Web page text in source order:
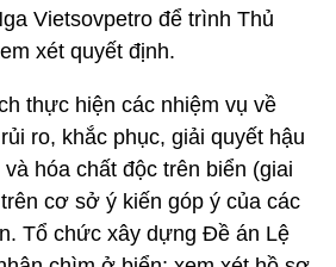
Vietsovpetro để trình Thủ
xét quyết định.
thực hiện các nhiệm vụ về
ro, khắc phục, giải quyết hậu
hóa chất độc trên biển (giai
cơ sở ý kiến góp ý của các
Tổ chức xây dựng Đề án Lệ